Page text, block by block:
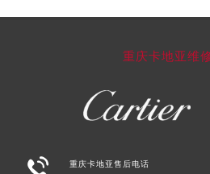
重庆卡地亚维
 重庆卡地亚售后电话